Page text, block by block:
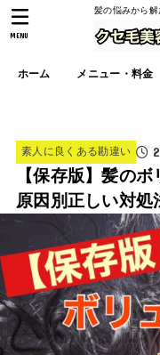
髪の悩みから
ホーム メニュー・料金
MENU
素人に良くある勘違い
【保存版】髪の
原因別正しい対処